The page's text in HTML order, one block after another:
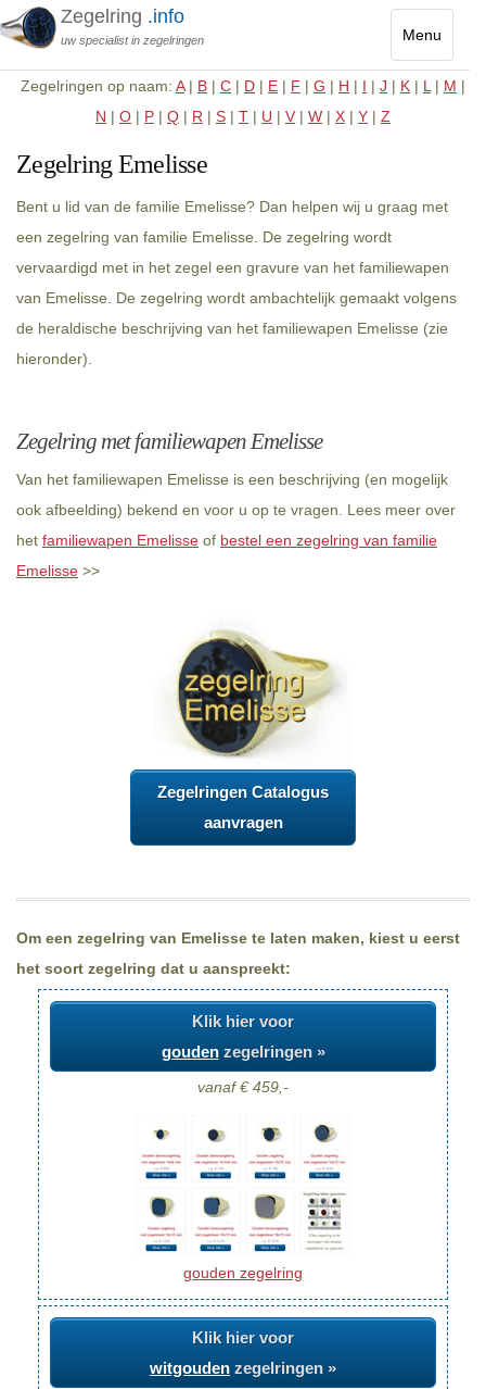
Menu
Toggle
Zegelring .info
uw specialist in zegelringen
Zegelringen op naam: A| B | C | D | E | F | G | H | I | J | K | L | M |
N | O | P | Q | R | S | T | U | V | W | X | Y | Z
Zegelring Emelisse
Bent u lid van de familie Emelisse? Dan helpen wij u graag met
een zegelring van familie Emelisse. De zegelring wordt
vervaardigd met in het zegel een gravure van het familiewapen
van Emelisse. De zegelring wordt ambachtelijk gemaakt volgens
de heraldische beschrijving van het familiewapen Emelisse (zie
hieronder).
Zegelring met familiewapen Emelisse
Van het familiewapen Emelisse is een beschrijving (en mogelijk
ook afbeelding) bekend en voor u op te vragen. Lees meer over
het familiewapen Emelisse of bestel een zegelring van familie
Emelisse >>
Zegelringen Catalogus
aanvragen
Om een zegelring van Emelisse te laten maken, kiest u eerst
het soort zegelring dat u aanspreekt:
Klik hier voor
goudenzegelringen »
vanaf € 459,-
gouden zegelring
Klik hier voor
witgouden zegelringen »